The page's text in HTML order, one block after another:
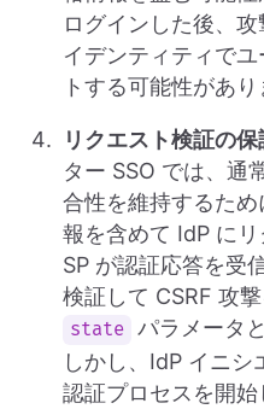
ログインした後、
イデンティティで
トする可能性があり
リクエスト検証の
ター SSO では、通
合性を維持するた
報を含めて IdP にリ
SP が認証応答を受
検証して CSRF 攻
state パラメータ
しかし、IdP イニシ
認証プロセスを開